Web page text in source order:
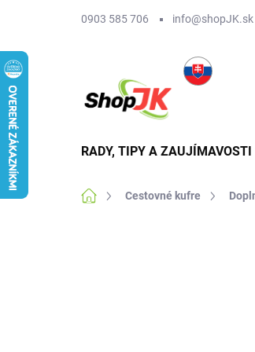
0903 585 706 info@shopJK.sk
RADY, TIPY A ZAUJÍMAVOSTI
DomovCestovné kufre